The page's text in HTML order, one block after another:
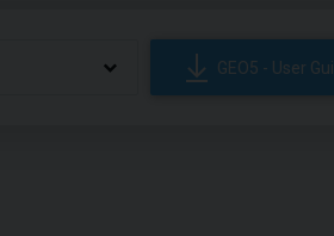
GEO5 - User